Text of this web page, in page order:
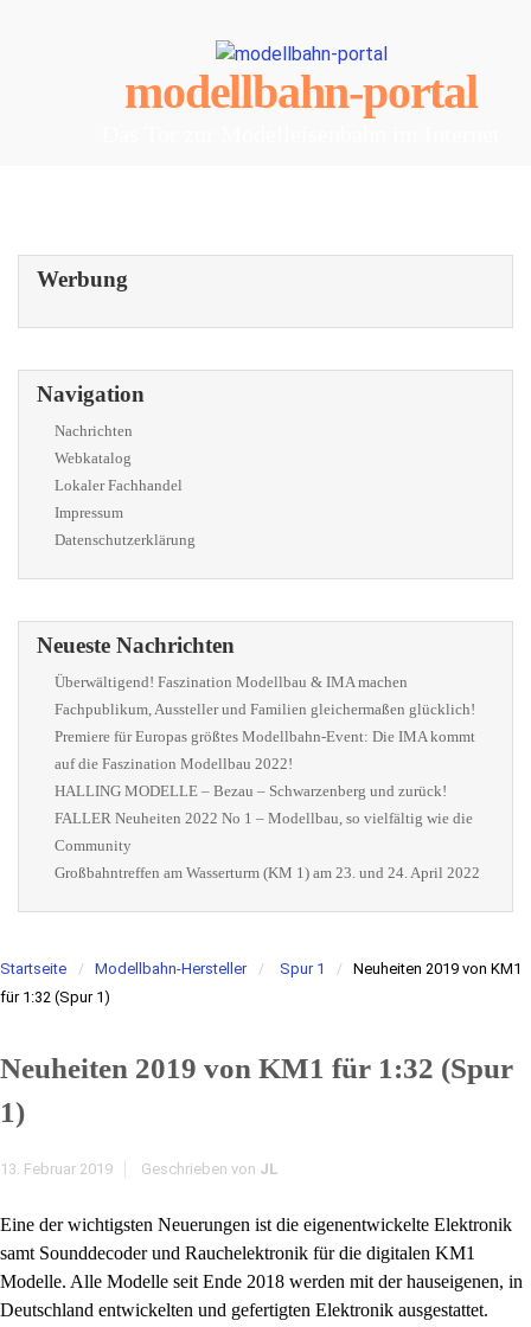
modellbahn-portal
Werbung
Navigation
Nachrichten
Webkatalog
Lokaler Fachhandel
Impressum
Datenschutzerklärung
Neueste Nachrichten
Überwältigend! Faszination Modellbau & IMA machen
Fachpublikum, Aussteller und Familien gleichermaßen glücklich!
Premiere für Europas größtes Modellbahn-Event: Die IMA kommt
auf die Faszination Modellbau 2022!
HALLING MODELLE – Bezau – Schwarzenberg und zurück!
FALLER Neuheiten 2022 No 1 – Modellbau, so vielfältig wie die
Community
Großbahntreffen am Wasserturm (KM 1) am 23. und 24. April 2022
Startseite Modellbahn-Hersteller Spur 1
Neuheiten 2019 von KM1
für 1:32 (Spur 1)
Neuheiten 2019 von KM1 für 1:32 (Spur
1)
13. Februar 2019 Geschrieben von JL
Eine der wichtigsten Neuerungen ist die eigenentwickelte Elektronik
samt Sounddecoder und Rauchelektronik für die digitalen KM1
Modelle. Alle Modelle seit Ende 2018 werden mit der hauseigenen, in
Deutschland entwickelten und gefertigten Elektronik ausgestattet.